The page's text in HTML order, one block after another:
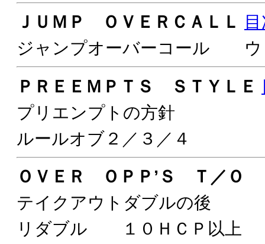
ＪＵＭＰ ＯＶＥＲＣＡＬＬ
ジャンプオーバーコール ウ
ＰＲＥＥＭＰＴＳ ＳＴＹＬＥ
プリエンプトの方針
ルールオブ２／３／４
ＯＶＥＲ ＯＰＰ’Ｓ Ｔ／Ｏ
テイクアウトダブルの後
リダブル １０ＨＣＰ以上